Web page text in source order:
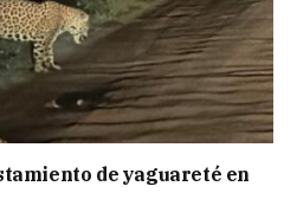
de yaguareté en